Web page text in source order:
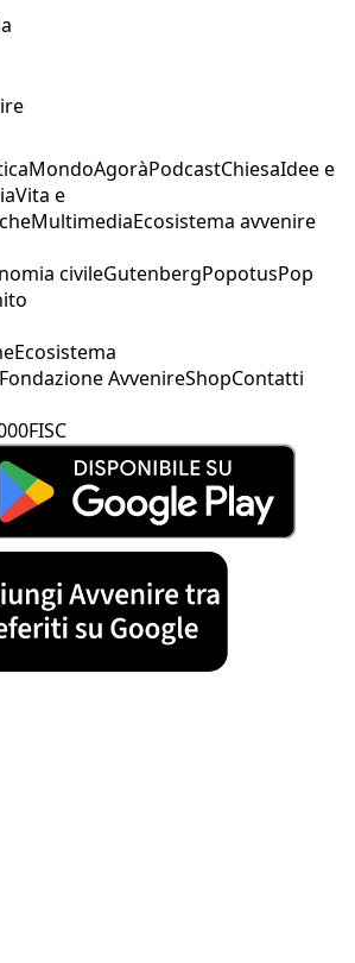
MondoAgoràPodcastChiesaIdee e
Vita e
MultimediaEcosistema avvenire
civileGutenbergPopotusPop
Ecosistema
Fondazione AvvenireShopContatti
FISC